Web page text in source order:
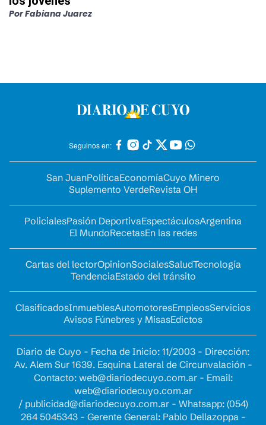
PorFabiana Juarez
Seguinos en:
San JuanPolíticaEconomíaCuyo Minero
Suplemento VerdeRevista OH
PolicialesPasión DeportivaEspectáculosArgentina
El MundoRecetasEn las redes
Cartas del lectorOpinionSocialesSaludTecnología
TendenciaEstado del tránsito
ClasificadosInmueblesAutomotoresEmpleosServicios
Avisos Fúnebres y MisasEdictos
Diario de Cuyo - Fecha de Inicio: 11/2003 - Dirección:
Av. Alem Sur 1639. Esquina Lateral de Circunvalación -
Contacto: web@diariodecuyo.com.ar- Email:
web@diariodecuyo.com.ar
/ publicidad@diariodecuyo.com.ar- Whatsapp: (054)
264 5045343 - Gerente General: Pablo Dellazoppa -